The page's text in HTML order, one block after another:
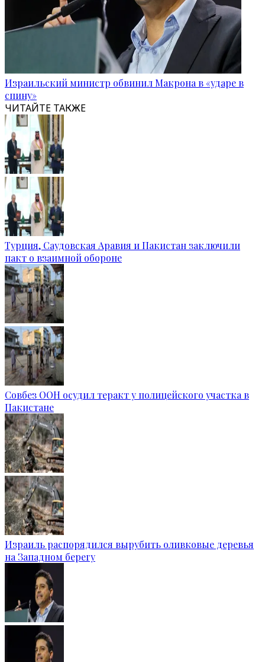
Израильский министр обвинил Макрона в «ударе в
спину»
ЧИТАЙТЕ ТАКЖЕ
Турция, Саудовская Аравия и Пакистан заключили
пакт о взаимной обороне
Совбез ООН осудил теракт у полицейского участка в
Пакистане
Израиль распорядился вырубить оливковые деревья
на Западном берегу